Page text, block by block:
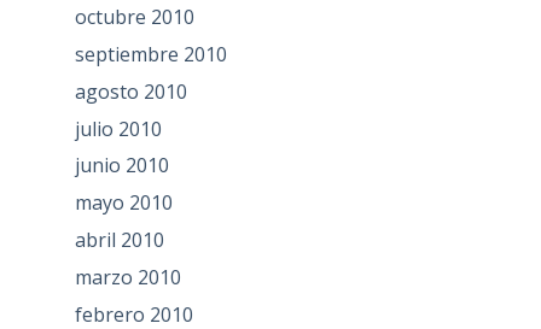
octubre 2010
septiembre 2010
agosto 2010
julio 2010
junio 2010
mayo 2010
abril 2010
marzo 2010
febrero 2010